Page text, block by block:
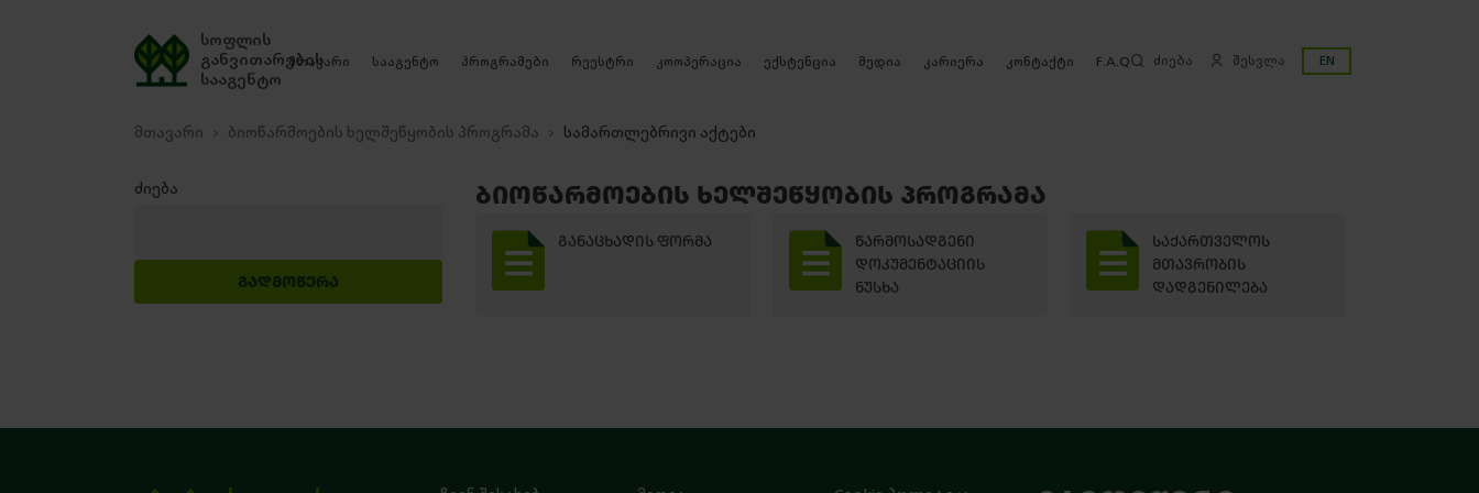
სოფლის
განვითარების
სააგენტო
მთავარი სააგენტო პროგრამები რეესტრი კოოპერაცია ექსტენცია მედია კარიერა კონტაქტი F.A.Q ძიება შესვლა EN
მთავარი ბიოწარმოების ხელშეწყობის პროგრამა სამართლებრივი აქტები
ძიება
ᲒᲐᲓᲛᲝᲬᲔᲠᲐ
ᲑᲘᲝᲬᲐᲠᲛᲝᲔᲑᲘᲡ ᲮᲔᲚᲨᲔᲬᲧᲝᲑᲘᲡ ᲞᲠᲝᲒᲠᲐᲛᲐ
ᲒᲐᲜᲐᲪᲮᲐᲓᲘᲡ ᲤᲝᲠᲛᲐ
ᲬᲐᲠᲛᲝᲡᲐᲓᲒᲔᲜᲘ
ᲓᲝᲙᲣᲛᲔᲜᲢᲐᲪᲘᲘᲡ
ᲜᲣᲡᲮᲐ
ᲡᲐᲥᲐᲠᲗᲕᲔᲚᲝᲡ
ᲛᲗᲐᲕᲠᲝᲑᲘᲡ
ᲓᲐᲓᲒᲔᲜᲘᲚᲔᲑᲐ